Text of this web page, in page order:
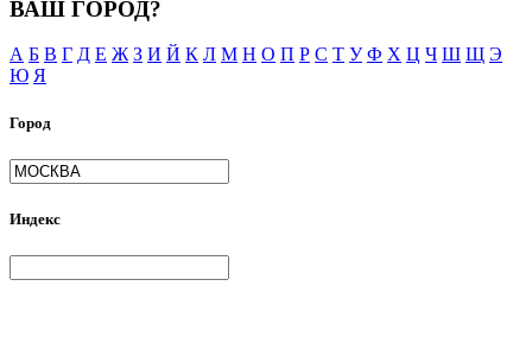
ВАШ ГОРОД?
А Б В Г Д Е Ж З И Й К Л М Н О П Р С Т У Ф Х Ц Ч Ш Щ Э
Ю Я
Город
Индекс